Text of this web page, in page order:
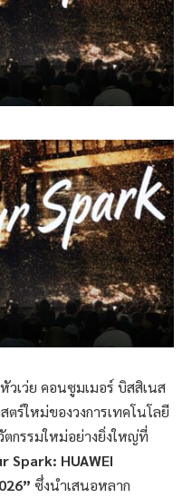
วเว่ย คอนซูมเมอร์ บิสสิเนส
ตร์ใหม่ของวงการเทคโนโลยี
กรรมใหม่อย่างยิ่งใหญ่ที่
Spark: HUAWEI
ซึ่งนำเสนอหลาก